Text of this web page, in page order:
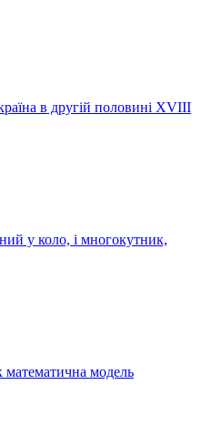
в другій половині ХVIIІ
у коло, і многокутник,
математична модель